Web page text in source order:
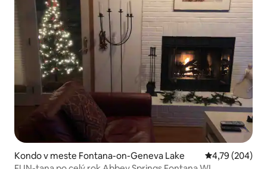
Kondo v meste Fontana-on-Geneva Lake Priemerné
4,79 (204)